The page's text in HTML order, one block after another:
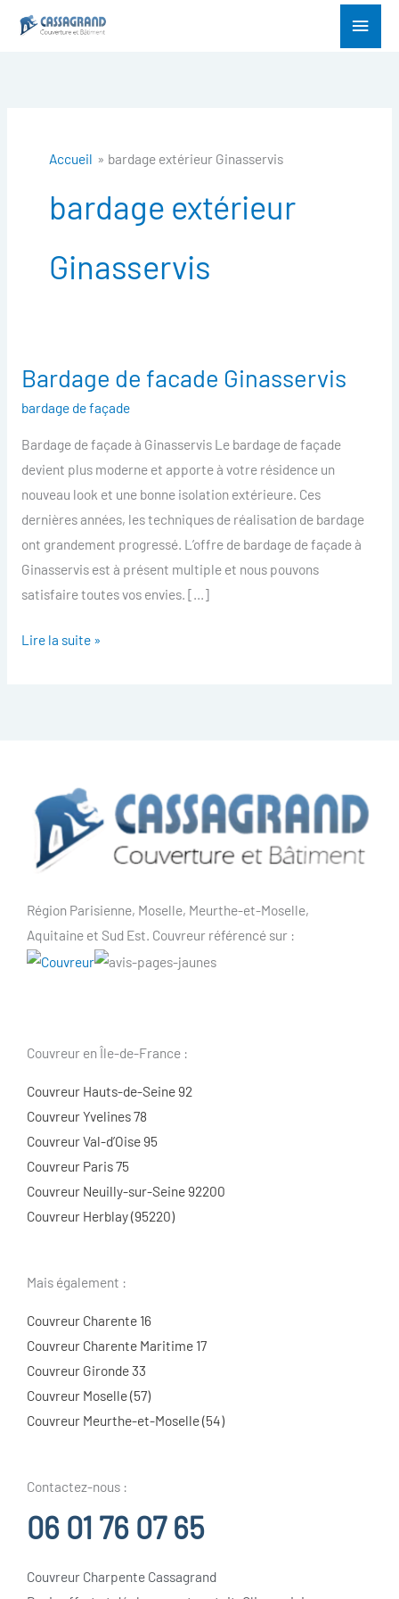
Menu
Accueil bardage extérieur Ginasservis
bardage extérieur
Ginasservis
Bardage de facade Ginasservis
bardage de façade
Bardage de façade à Ginasservis Le bardage de façade
devient plus moderne et apporte à votre résidence un
nouveau look et une bonne isolation extérieure. Ces
dernières années, les techniques de réalisation de bardage
ont grandement progressé. L’offre de bardage de façade à
Ginasservis est à présent multiple et nous pouvons
satisfaire toutes vos envies. […]
Bardage
Ginasservis
Lire la suite »
Région Parisienne, Moselle, Meurthe-et-Moselle,
Aquitaine et Sud Est. Couvreur référencé sur :
Couvreur en Île-de-France :
Couvreur Hauts-de-Seine 92
Couvreur Yvelines 78
Couvreur Val-d’Oise 95
Couvreur Paris 75
Couvreur Neuilly-sur-Seine 92200
Couvreur Herblay (95220)
Mais également :
Couvreur Charente 16
Couvreur Charente Maritime 17
Couvreur Gironde 33
Couvreur Moselle (57)
Couvreur Meurthe-et-Moselle (54)
Contactez-nous :
06 01 76 07 65
Couvreur Charpente Cassagrand